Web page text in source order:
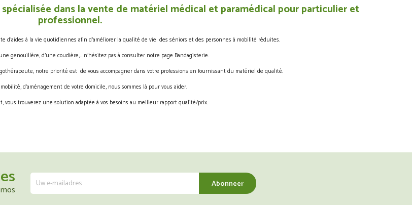
dans la vente de matériel médical et paramédical pour particulier et
professionnel.
d’aides à la vie quotidiennes afin d’améliorer la qualité de vie des séniors et des personnes à mobilité réduites.
genouillère, d’une coudière,… n’hésitez pas à consulter notre page Bandagisterie.
notre priorité est de vous accompagner dans votre professions en fournissant du matériel de qualité.
d’aménagement de votre domicile, nous sommes là pour vous aider.
vous trouverez une solution adaptée à vos besoins au meilleur rapport qualité/prix.